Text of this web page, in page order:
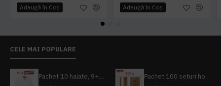
Adaugă în Coş Adaugă în Coş
CELE MAI POPULARE
Pachet 10 halate, 9+1 gratuit Pachet 100 seturi hoteliere, set dentar, set barbierit, casca de dus, pila unghii, set cusut